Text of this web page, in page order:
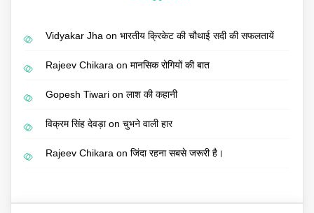
Vidyakar Jha on भारतीय क्रिकेट की चौथाई सदी की सफलतायें
Rajeev Chikara on मानसिक रोगियों की बात
Gopesh Tiwari on लाश की कहानी
विक्रम सिंह देवड़ाon चुभने वाली हार
Rajeev Chikara on जिंदा रहना सबसे जरूरी है।